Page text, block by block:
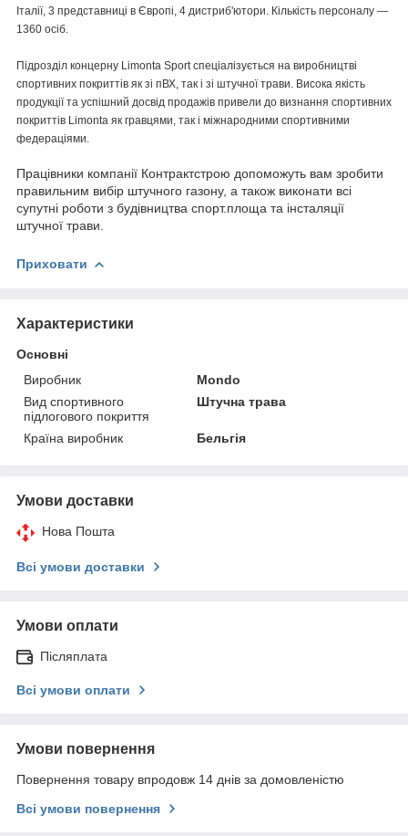
Італії, 3 представниці в Європі, 4 дистриб'ютори. Кількість персоналу —
1360 осіб.
Підрозділ концерну Limonta Sport спеціалізується на виробництві
спортивних покриттів як зі пВХ, так і зі штучної трави. Висока якість
продукції та успішний досвід продажів привели до визнання спортивних
покриттів Limonta як гравцями, так і міжнародними спортивними
федераціями.
Працівники компанії Контрактстрою допоможуть вам зробити
правильним вибір штучного газону, а також виконати всі
супутні роботи з будівництва спорт.площа та інсталяції
штучної трави.
Приховати
Характеристики
Основні
Виробник
Mondo
Вид спортивного
підлогового покриття
Штучна трава
Країна виробник Бельгія
Умови доставки
Нова Пошта
Всі умови доставки
Умови оплати
Післяплата
Всі умови оплати
Умови повернення
Повернення товару впродовж 14 днів за домовленістю
Всі умови повернення